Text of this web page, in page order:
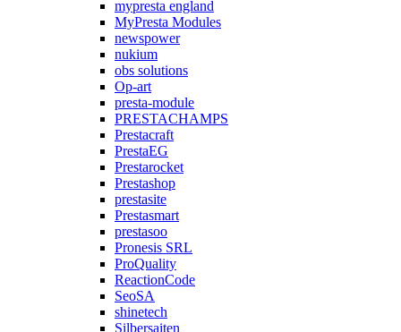
mypresta england
MyPresta Modules
newspower
nukium
obs solutions
Op-art
presta-module
PRESTACHAMPS
Prestacraft
PrestaEG
Prestarocket
Prestashop
prestasite
Prestasmart
prestasoo
Pronesis SRL
ProQuality
ReactionCode
SeoSA
shinetech
Silbersaiten